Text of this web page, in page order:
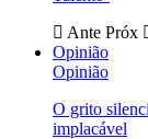
Ante Próx
Opinião
Opinião
O grito
implacável